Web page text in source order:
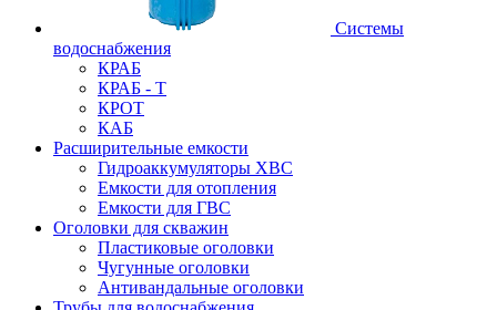
Системы
водоснабжения
КРАБ
КРАБ - Т
КРОТ
КАБ
Расширительные емкости
Гидроаккумуляторы ХВС
Емкости для отопления
Емкости для ГВС
Оголовки для скважин
Пластиковые оголовки
Чугунные оголовки
Антивандальные оголовки